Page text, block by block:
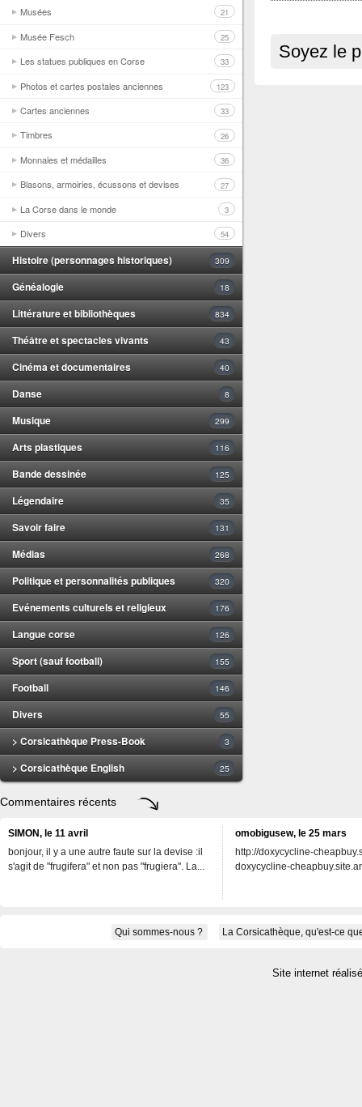
Musées 21
Musée Fesch 25
Les statues publiques en Corse 33
Photos et cartes postales anciennes 123
Cartes anciennes 33
Timbres 26
Monnaies et médailles 36
Blasons, armoiries, écussons et devises 27
La Corse dans le monde 3
Divers 54
Histoire (personnages historiques) 309
Généalogie 18
Littérature et bibliothèques 834
Théâtre et spectacles vivants 43
Cinéma et documentaires 40
Danse 8
Musique 299
Arts plastiques 116
Bande dessinée 125
Légendaire 35
Savoir faire 131
Médias 268
Politique et personnalités publiques 320
Evénements culturels et religieux 176
Langue corse 126
Sport (sauf football) 155
Football 146
Divers 55
> Corsicathèque Press-Book 3
> Corsicathèque English 25
Soyez le
Commentaires récents
SIMON, le 11 avril
bonjour, il y a une autre faute sur la devise :il
s'agit de "frugifera" et non pas "frugiera". La...
omobigusew, le 25 mars
http://doxycycline-
doxycycline-
Qui sommes-nous ? La Corsicathèque, qu'est-ce
Site internet